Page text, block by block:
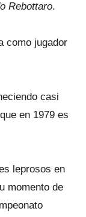
Rebottaro.
como jugador
casi
en 1979 es
leprosos en
momento de